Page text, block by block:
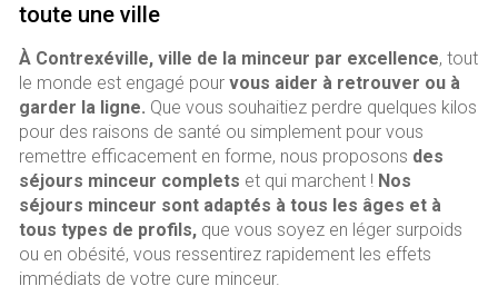
toute une ville
À Contrexéville, ville de la minceur par excellence, tout
le monde est engagé pour vous aider à retrouver ou à
garder la ligne. Que vous souhaitiez perdre quelques kilos
pour des raisons de santé ou simplement pour vous
remettre efficacement en forme, nous proposons des
séjours minceur complets et qui marchent ! Nos
séjours minceur sont adaptés à tous les âges et à
tous types de profils, que vous soyez en léger surpoids
ou en obésité, vous ressentirez rapidement les effets
immédiats de votre cure minceur.